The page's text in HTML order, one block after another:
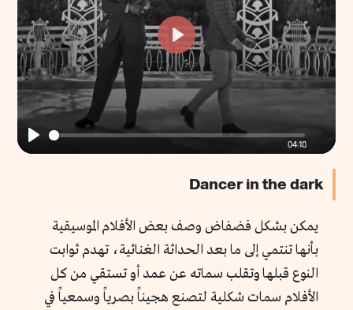
Play
04:18
Play
Dancer in the dark
يمكن بشكل فضفاض وصف بعض الأفلام الموسيقية
بأنها تنتمي إلى ما بعد الحداثة الغنائية، تهدم ثوابت
النوع قبلها وتقلب سماته عن عمد أو تستقي من كل
الأفلام سمات شكلية لتصنع هجيناً بصرياً وسمعياً في